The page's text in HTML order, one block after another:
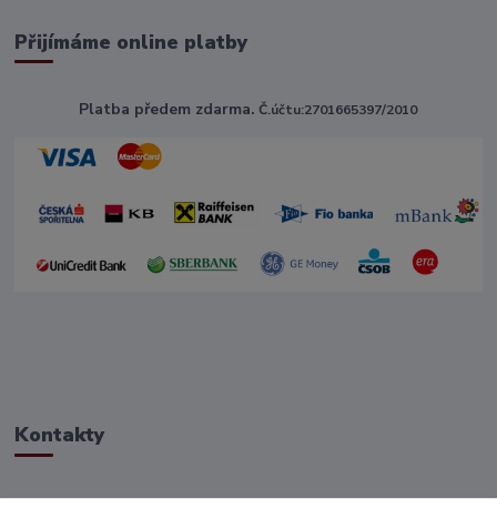
Přijímáme online platby
Platba předem zdarma. Č.účtu:2701665397/2010
Kontakty